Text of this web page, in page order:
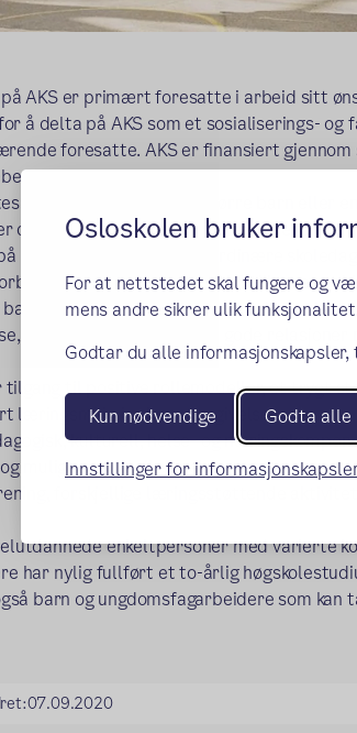
Osloskolen bruker
For at nettstedet skal fungere og
mens andre sikrer ulik
Godtar du alle
Kun nødvendige Godta alle
Innstillinger for
AKS er primært foresatte i arbeid sitt
å delta på AKS som et sosialiserings-
foresatte. AKS er finansiert
som en barnehage for større barn eller en
de ansattes jobb å overbevise alle
aktiviteter utenom den ordinære
Aktiviteter som AKS tilbyr er et
erfaring med samspill, ledelse,
selvtillit og de etablerer gode relasjoner
til positive rollemodeller, et trygt
læringsmiljø i urbane omgivelser.
kulturell, helse- og
muligheter til rikelig eksponering til
forskjellige læringsstøttende
enkeltpersoner med varierte
har nylig fullført et to-årlig
barn og ungdomsfagarbeidere som kan
07.09.2020